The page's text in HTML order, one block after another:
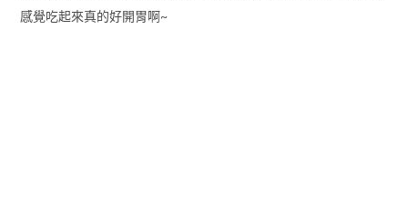
感覺吃起來真的好開胃啊~